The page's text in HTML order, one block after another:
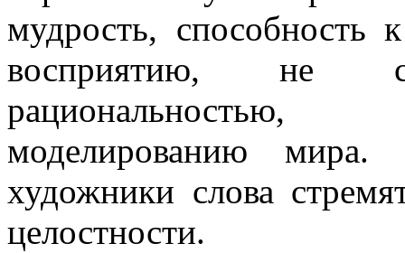
мудрость, способность
восприятию, не
рациональностью,
моделированию
художники слова
целостности.